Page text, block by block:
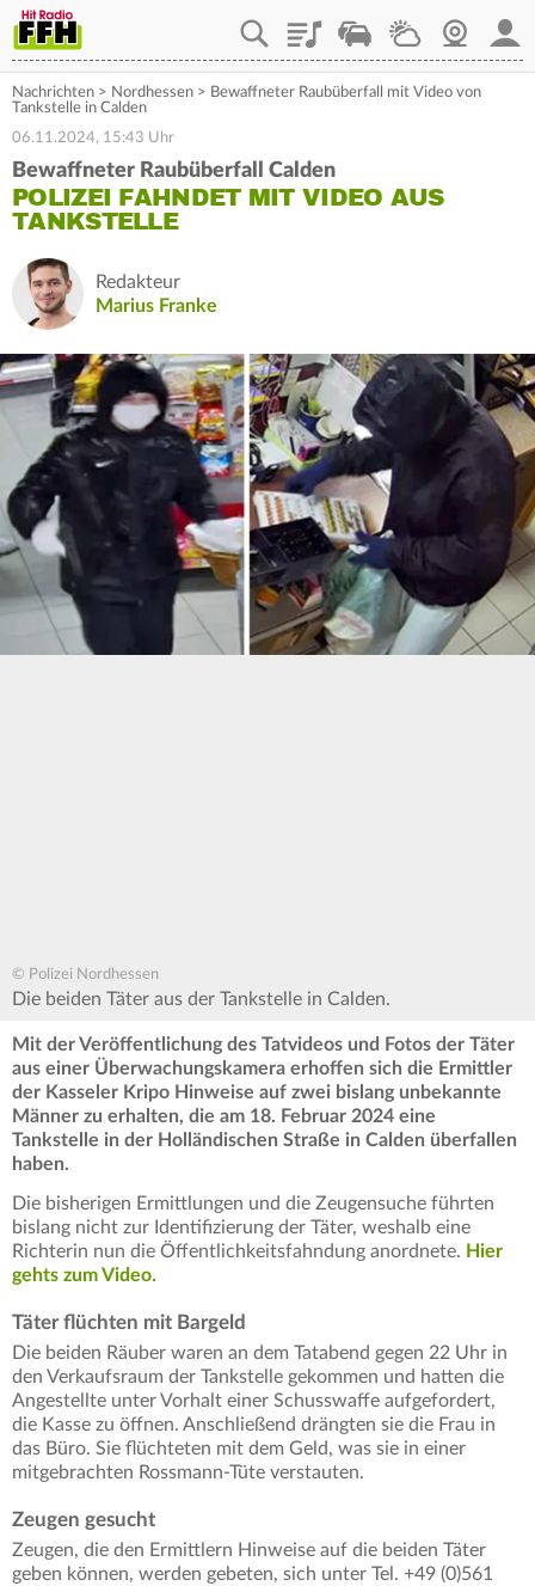
PlaylistStaupilotWetterWebcam
Nachrichten > Nordhessen > Bewaffneter Raubüberfall mit Video von
Tankstelle in Calden
06.11.2024, 15:43 Uhr
Bewaffneter Raubüberfall Calden
POLIZEI FAHNDET MIT VIDEO AUS
TANKSTELLE
Redakteur
Marius Franke
© Polizei Nordhessen
Die beiden Täter aus der Tankstelle in Calden.
Mit der Veröffentlichung des Tatvideos und Fotos der Täter
aus einer Überwachungskamera erhoffen sich die Ermittler
der Kasseler Kripo Hinweise auf zwei bislang unbekannte
Männer zu erhalten, die am 18. Februar 2024 eine
Tankstelle in der Holländischen Straße in Calden überfallen
haben.
Die bisherigen Ermittlungen und die Zeugensuche führten
bislang nicht zur Identifizierung der Täter, weshalb eine
Richterin nun die Öffentlichkeitsfahndung anordnete. Hier
gehts zum Video.
Täter flüchten mit Bargeld
Die beiden Räuber waren an dem Tatabend gegen 22 Uhr in
den Verkaufsraum der Tankstelle gekommen und hatten die
Angestellte unter Vorhalt einer Schusswaffe aufgefordert,
die Kasse zu öffnen. Anschließend drängten sie die Frau in
das Büro. Sie flüchteten mit dem Geld, was sie in einer
mitgebrachten Rossmann-Tüte verstauten.
Zeugen gesucht
Zeugen, die den Ermittlern Hinweise auf die beiden Täter
geben können, werden gebeten, sich unter Tel. +49 (0)561